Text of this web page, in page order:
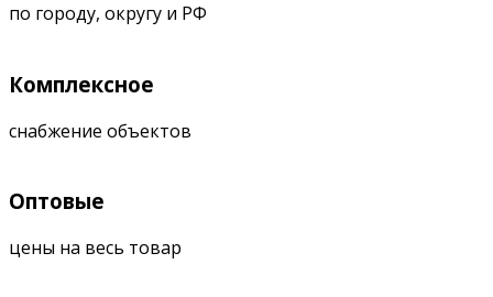
по городу, округу и РФ
Комплексное
снабжение объектов
Оптовые
цены на весь товар